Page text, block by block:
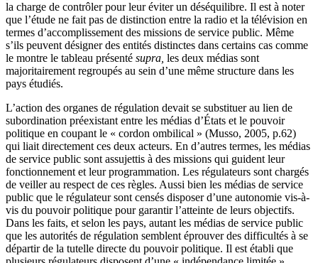
la charge de contrôler pour leur éviter un déséquilibre. Il est à noter
que l’étude ne fait pas de distinction entre la radio et la télévision en
termes d’accomplissement des missions de service public. Même
s’ils peuvent désigner des entités distinctes dans certains cas comme
le montre le tableau présenté supra, les deux médias sont
majoritairement regroupés au sein d’une même structure dans les
pays étudiés.
L’action des organes de régulation devait se substituer au lien de
subordination préexistant entre les médias d’États et le pouvoir
politique en coupant le « cordon ombilical » (Musso, 2005, p.62)
qui liait directement ces deux acteurs. En d’autres termes, les médias
de service public sont assujettis à des missions qui guident leur
fonctionnement et leur programmation. Les régulateurs sont chargés
de veiller au respect de ces règles. Aussi bien les médias de service
public que le régulateur sont censés disposer d’une autonomie vis-à-
vis du pouvoir politique pour garantir l’atteinte de leurs objectifs.
Dans les faits, et selon les pays, autant les médias de service public
que les autorités de régulation semblent éprouver des difficultés à se
départir de la tutelle directe du pouvoir politique. Il est établi que